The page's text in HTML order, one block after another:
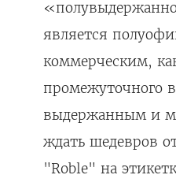
является
коммерческим,
промежуточного
выдержанным и
ждать шедевров
"Roble" на